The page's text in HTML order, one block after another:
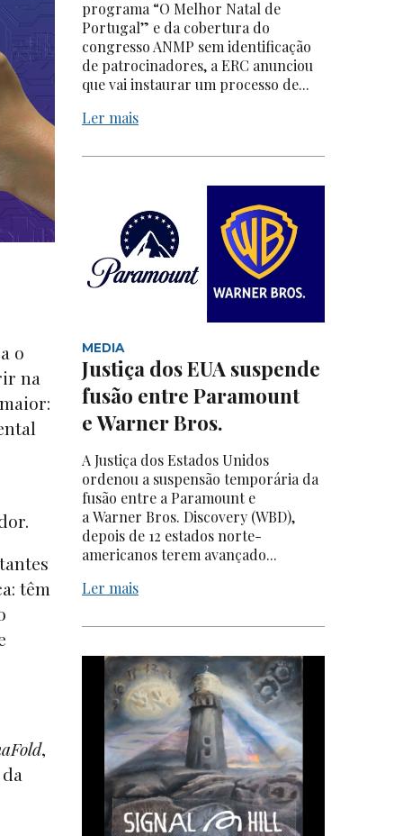
o
na
têm
,
programa “O Melhor Natal de
Portugal” e da cobertura do
congresso ANMP sem identificação
de patrocinadores, a ERC anunciou
que vai instaurar um processo de...
Ler mais
MEDIA
Justiça dos EUA suspende
fusão entre Paramount
e Warner Bros.
A Justiça dos Estados Unidos
ordenou a suspensão temporária da
fusão entre a Paramount e
a Warner Bros. Discovery (WBD),
depois de 12 estados norte-
americanos terem avançado...
Ler mais